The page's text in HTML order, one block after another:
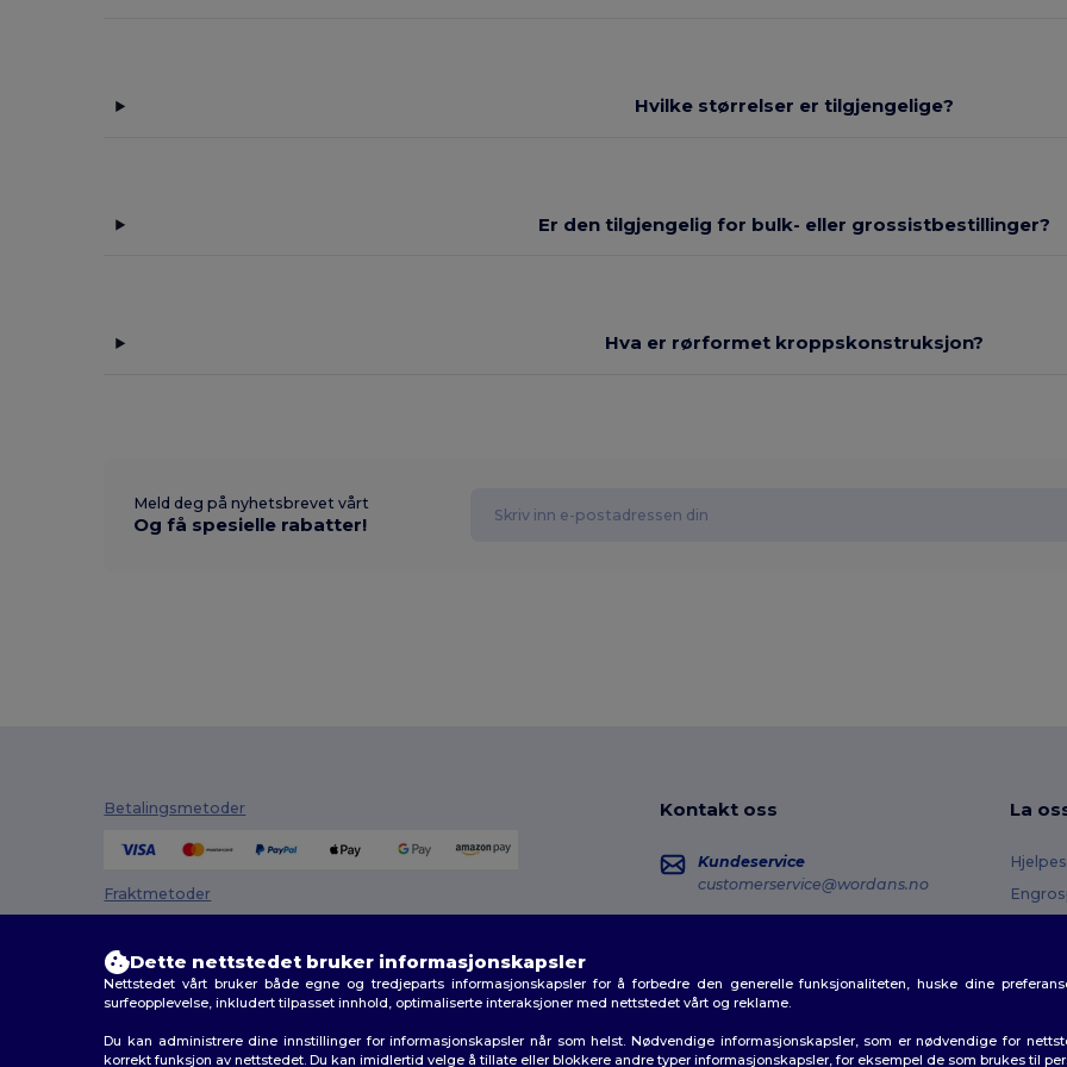
Hvilke størrelser er tilgjengelige?
Er den tilgjengelig for bulk- eller grossistbestillinger?
Hva er rørformet kroppskonstruksjon?
Meld deg på nyhetsbrevet vårt
Og få spesielle rabatter!
Betalingsmetoder
Fraktmetoder
Kontakt oss
Kundeservice
customerservice@wordans.no
Ordresporing
La
Dette nettstedet bruker informasjonskapsler
Nettstedet vårt bruker både egne og tredjeparts informasjonskapsler for å forbedre den generelle funksjonaliteten, huske dine
surfeopplevelse, inkludert tilpasset innhold, optimaliserte interaksjoner med nettstedet vårt og reklame.
Du kan administrere dine innstillinger for informasjonskapsler når som helst. Nødvendige informasjonskapsler, som er nødvendige for
korrekt funksjon av nettstedet. Du kan imidlertid velge å tillate eller blokkere andre typer informasjonskapsler, for eksempel de som brukes til